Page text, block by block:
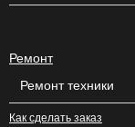
Ремонт
Ремонт техники
Как сделать заказ